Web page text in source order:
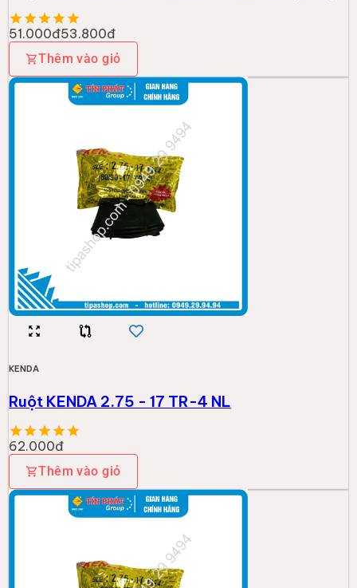
51.000đ53.800đ
Thêm vào giỏ
KENDA
Ruột KENDA 2.75 - 17 TR-4 NL
62.000đ
Thêm vào giỏ